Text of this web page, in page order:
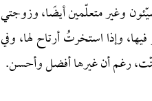
وغير متعلّمين أيضًا، وزوجتي
وإذا استخرتُ أرتاح لها، وفي
رغم أن غيرها أفضل وأحسن.